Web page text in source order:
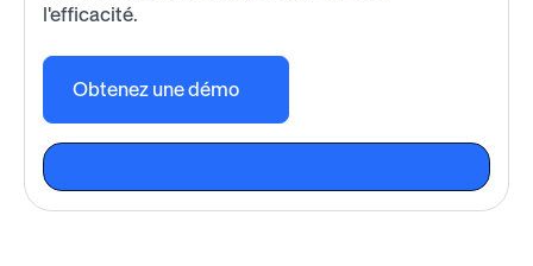
l'efficacité.
Obtenez une démo